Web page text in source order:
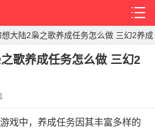
想大陆2枭之歌养成任务怎么做 三幻2养成
歌养成任务怎么做 三幻2
戏中，养成任务因其丰富多样的